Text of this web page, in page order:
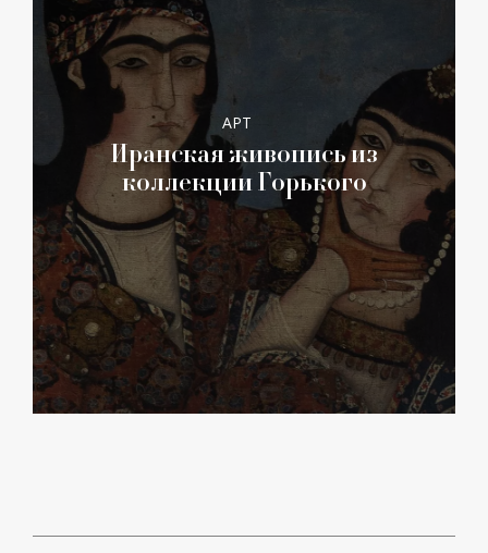
АРТ
Иранская живопись из
коллекции Горького